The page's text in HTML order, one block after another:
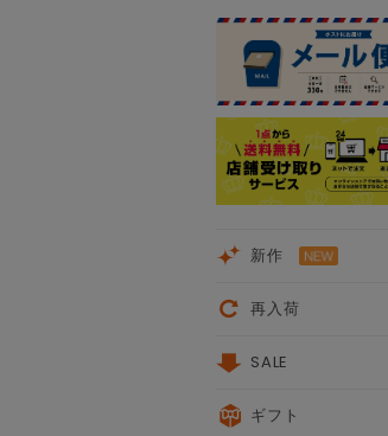
新作
再入荷
SALE
ギフト